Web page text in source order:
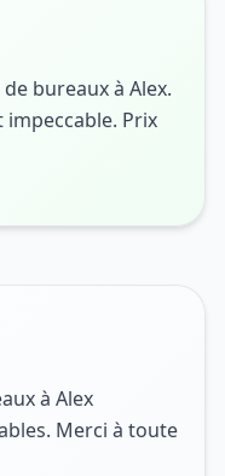
bureaux à Alex.
Prix
à Alex
Merci à toute